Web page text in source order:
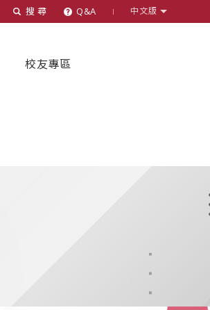
搜 尋 Q&A 中文版
校友專區